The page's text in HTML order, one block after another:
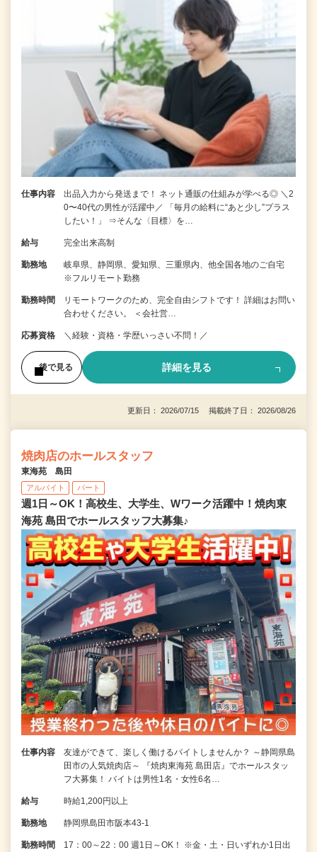
仕事内容
出品入力から発送まで！ ネット通販の仕組みが学べる◎ ＼2
0〜40代の男性が活躍中／ 「毎月の給料に“あと少し”プラス
したい！」 ⇒そんな〈目標〉を…
給与 完全出来高制
勤務地
岐阜県、静岡県、愛知県、三重県内、他全国各地のご自宅
※フルリモート勤務
勤務時間
リモートワークのため、完全自由シフトです！ 詳細はお問い
合わせください。 ＜会社営…
応募資格 ＼経験・資格・学歴いっさい不問！／
後で見る 詳細を見る
更新日： 2026/07/15 掲載終了日： 2026/08/26
焼肉店のホールスタッフ
東海苑 島田
アルバイト パート
週1日～OK！高校生、大学生、Wワーク活躍中！焼肉東
海苑 島田でホールスタッフ大募集♪
仕事内容
友達ができて、楽しく働けるバイトしませんか？ ～静岡県島
田市の人気焼肉店～ 『焼肉東海苑 島田店』でホールスタッ
フ大募集！ バイトは男性1名・女性6名…
給与 時給1,200円以上
勤務地 静岡県島田市阪本43-1
勤務時間
17：00～22：00 週1日～OK！ ※金・土・日いずれか1日出